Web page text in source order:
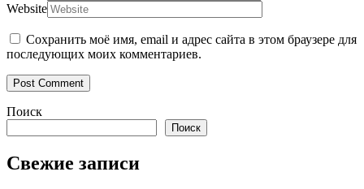
Website
Сохранить моё имя, email и адрес сайта в этом браузере для
последующих моих комментариев.
Поиск
Поиск
Свежие записи